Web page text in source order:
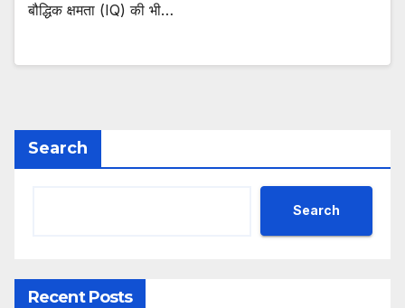
बौद्धिक क्षमता (IQ) की भी…
Search
Search
Recent Posts